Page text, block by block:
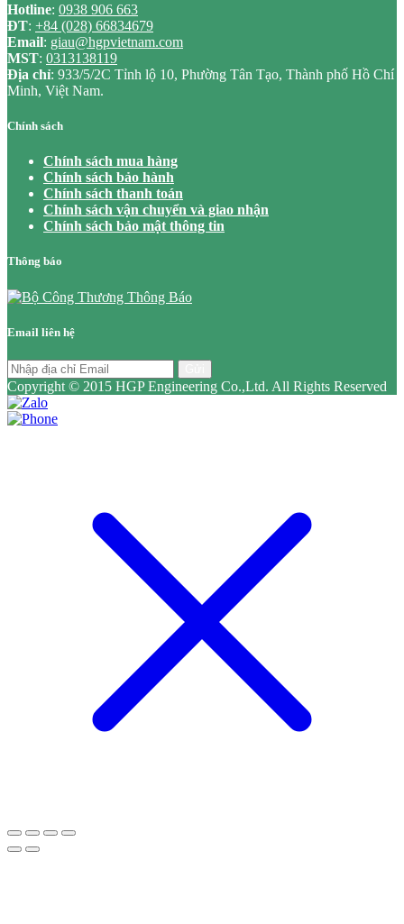
Hotline: 0938 906 663
ĐT: +84 (028) 66834679
Email: giau@hgpvietnam.com
MST: 0313138119
Địa chỉ: 933/5/2C Tỉnh lộ 10, Phường Tân Tạo, Thành phố Hồ Chí
Minh, Việt Nam.
Chính sách
Chính sách mua hàng
Chính sách bảo hành
Chính sách thanh toán
Chính sách vận chuyển và giao nhận
Chính sách bảo mật thông tin
Thông báo
Email liên hệ
Copyright © 2015 HGP Engineering Co.,Ltd. All Rights Reserved